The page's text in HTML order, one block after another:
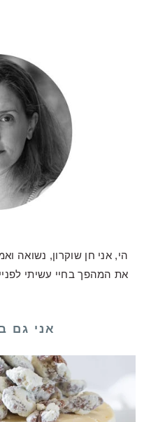
הי, אני חן שוקרון, נשואה
את המהפך בחיי עשיתי לפניי כ – 8 שנים
אני גם